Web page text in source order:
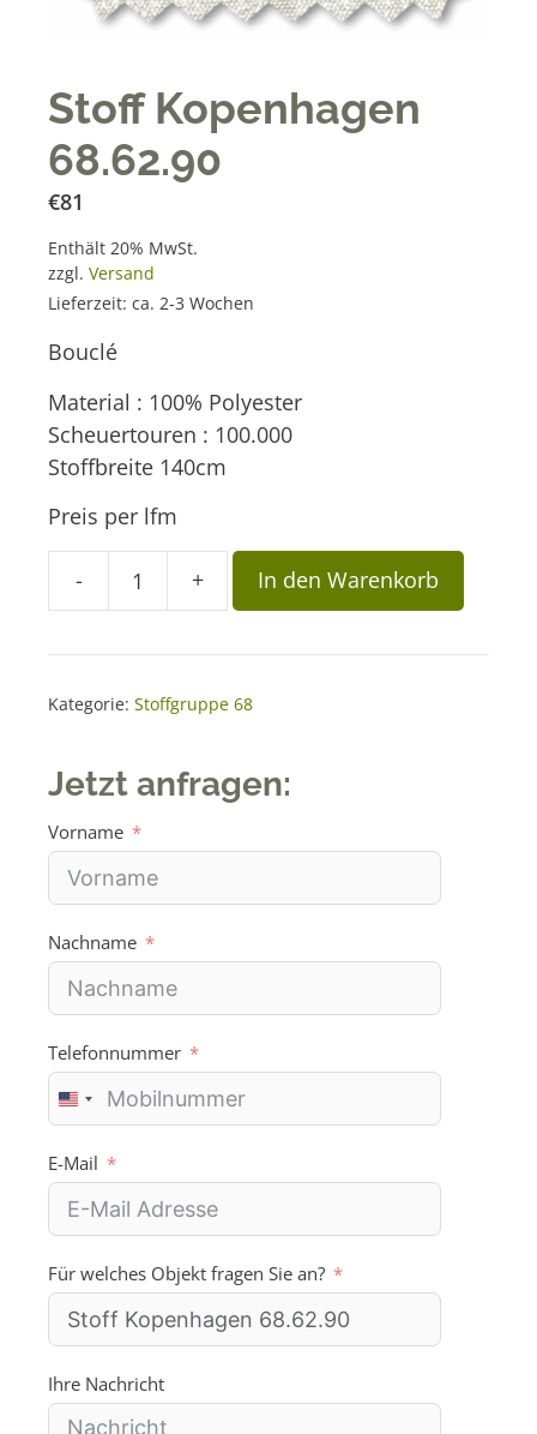
Stoff Kopenhagen
68.62.90
€81
Enthält 20% MwSt.
zzgl. Versand
Lieferzeit: ca. 2-3 Wochen
Bouclé
Material : 100% Polyester
Scheuertouren : 100.000
Stoffbreite 140cm
Preis per lfm
-
Stoff
68.62.90
Menge
+ In den Warenkorb
e
r
t
i
v
Kategorie: Stoffgruppe 68
Jetzt anfragen:
Vorname
Nachname
Telefonnummer
U
n
i
t
e
d
t
a
t
s
+
E-Mail
Für welches Objekt fragen Sie an?
Ihre Nachricht